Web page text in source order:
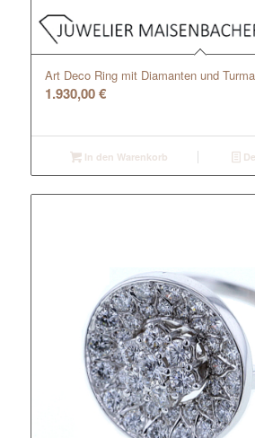
Art Deco Ring mit Diamanten und
1.930,00€
In den Warenkorb